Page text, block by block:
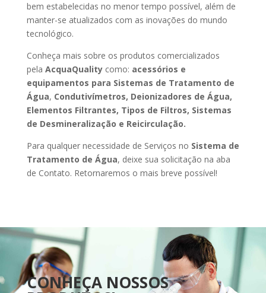
bem estabelecidas no menor tempo possível, além de
manter-se atualizados com as inovações do mundo
tecnológico.
Conheça mais sobre os produtos comercializados
pela AcquaQuality como: acessórios e
equipamentos para Sistemas de Tratamento de
Água, Condutivímetros, Deionizadores de Água,
Elementos Filtrantes, Tipos de Filtros, Sistemas
de Desmineralização e Reicirculação.
Para qualquer necessidade de Serviços no Sistema de
Tratamento de Água, deixe sua solicitação na aba
de Contato. Retornaremos o mais breve possível!
CONHEÇA NOSSOS